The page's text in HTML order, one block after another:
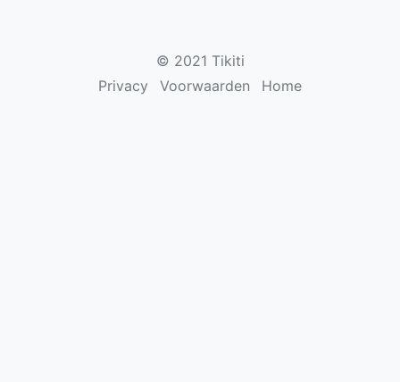
© 2021 Tikiti
Privacy
Voorwaarden Home